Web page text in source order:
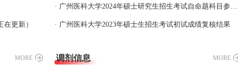
更新）
· 广州医科大学2024年硕士研究生招生考试自命题科目参考书目和题型
· 广州医科大学2023年硕士生招生考试初试成绩复核结果
MORE 调剂信息 MORE